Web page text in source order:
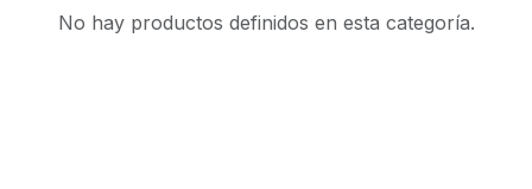
No hay productos definidos en esta categoría.